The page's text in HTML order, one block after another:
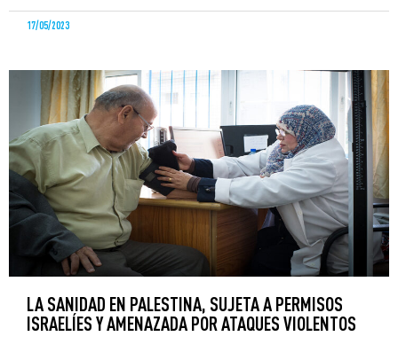
17/05/2023
LA SANIDAD EN PALESTINA, SUJETA A PERMISOS
ISRAELÍES Y AMENAZADA POR ATAQUES VIOLENTOS